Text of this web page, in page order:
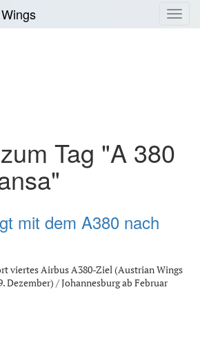
Tag "A 380
mit dem A380 nach
viertes Airbus A380-Ziel (Austrian Wings
Dezember) / Johannesburg ab Februar